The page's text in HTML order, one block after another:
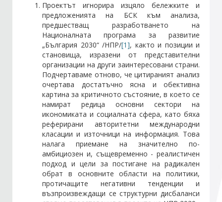
Проектът игнорира изцяло бележките и
предложенията на БСК към анализа,
предшестващ разработването на
Националната програма за развитие
„България 2030“ /НПР/[1], както и позиции и
становища, изразени от представителни
организации на други заинтересовани страни.
Подчертаваме отново, че цитираният анализ
очертава достатъчно ясна и обективна
картина за критичното състояние, в което се
намират редица основни сектори на
икономиката и социалната сфера, като бяха
реферирани авторитетни международни
класации и източници на информация. Това
налага приемане на значително по-
амбициозен и, същевременно - реалистичен
подход и цели за постигане на радикален
обрат в основните области на политики,
протичащите негативни тенденции и
възпроизвеждащи се структурни дисбаланси